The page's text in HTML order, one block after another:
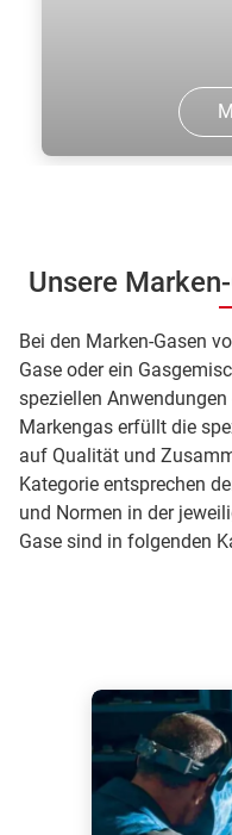
Unsere
Bei den Marken-Gasen
Gase oder ein
speziellen
Markengas erfüllt die
auf Qualität und
Kategorie entsprechen
und Normen in der
Gase sind in folgenden